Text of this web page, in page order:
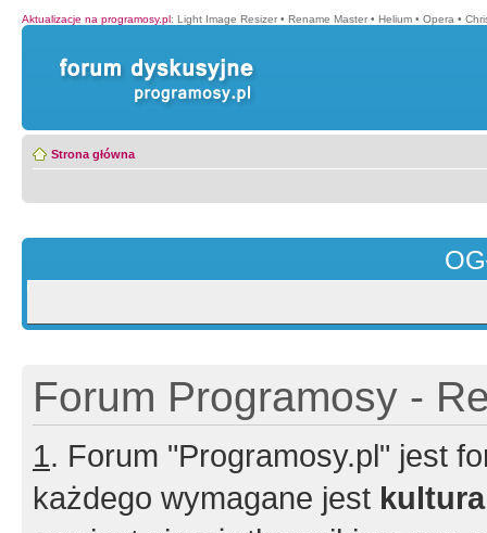
Aktualizacje na programosy.pl: Light Image Resizer • Rename Master • Helium • Opera •
Strona główna
Forum Programosy -
1. Forum "Programosy.pl" jest
każdego wymagane jest